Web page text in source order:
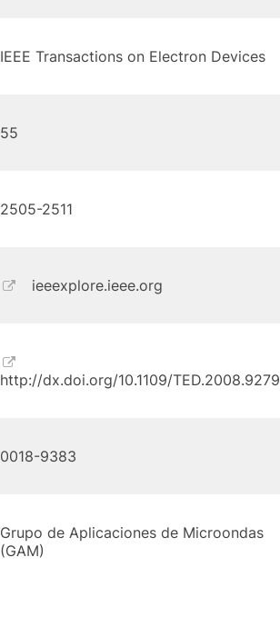
IEEE Transactions on Electron Devices
55
2505-2511
ieeexplore.ieee.org
http://dx.doi.org/10.1109/
0018-9383
Grupo de Aplicaciones de Microondas
(GAM)